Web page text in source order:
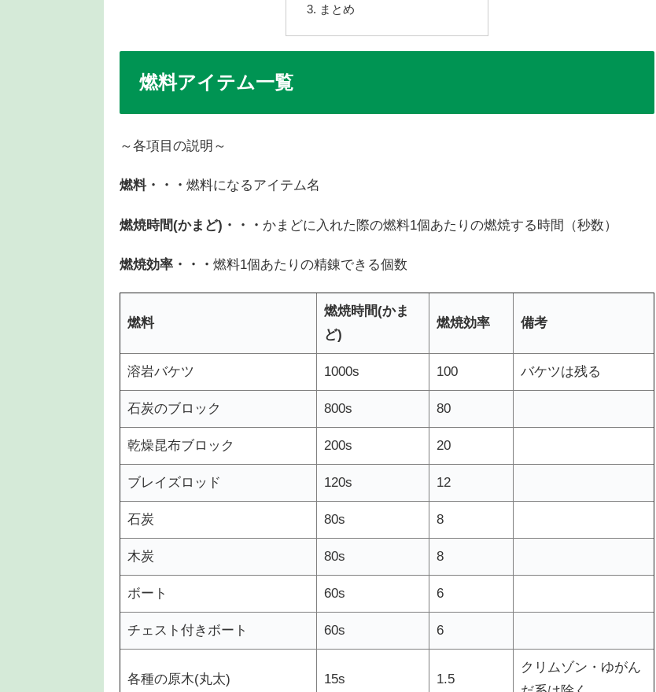
まとめ
燃料アイテム一覧
～各項目の説明～
燃料・・・ 燃料になるアイテム名
燃焼時間(かまど)・・・ かまどに入れた際の燃料1個あたりの燃焼する時間（秒数）
燃焼効率・・・ 燃料1個あたりの精錬できる個数
燃料
燃焼時間(かま
ど)
燃焼効率 備考
溶岩バケツ 1000s 100 バケツは残る
石炭のブロック 800s 80
乾燥昆布ブロック 200s 20
ブレイズロッド 120s 12
石炭 80s 8
木炭 80s 8
ボート 60s 6
チェスト付きボート 60s 6
各種の原木(丸太) 15s 1.5
クリムゾン・ゆがん